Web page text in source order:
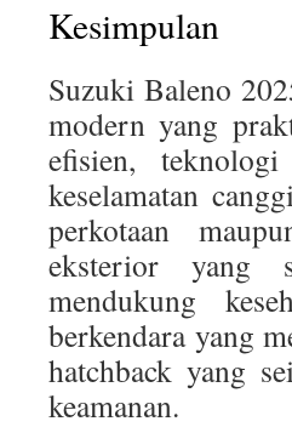
Kesimpulan
Suzuki Baleno
modern yang
efisien,
keselamatan
perkotaan
eksterior yang
mendukung
berkendara yang
hatchback yang
keamanan.